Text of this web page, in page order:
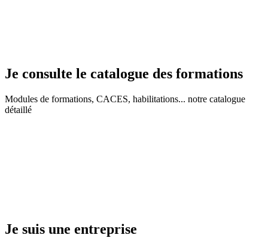
Je consulte le catalogue des formations
Modules de formations, CACES, habilitations... notre catalogue
détaillé
Je suis une entreprise